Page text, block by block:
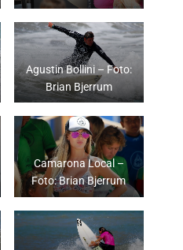
Agustin Bollini – Foto:
Brian Bjerrum
Camarona Local –
Foto: Brian Bjerrum